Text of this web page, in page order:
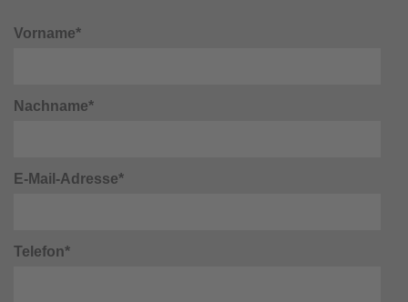
Vorname*
Nachname*
E-Mail-Adresse*
Telefon*